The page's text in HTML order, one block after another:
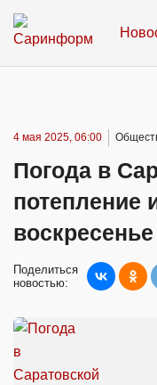
4 мая 2025, 06:00
Погода в
потепление
воскресенье
Поделиться
новостью: